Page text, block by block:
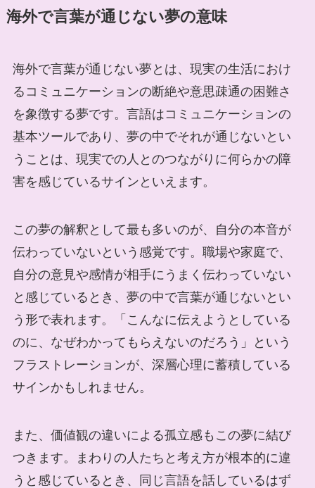
海外で言葉が通じない夢の意味
海外で言葉が通じない夢とは、現実の生活におけ
るコミュニケーションの断絶や意思疎通の困難さ
を象徴する夢です。言語はコミュニケーションの
基本ツールであり、夢の中でそれが通じないとい
うことは、現実での人とのつながりに何らかの障
害を感じているサインといえます。
この夢の解釈として最も多いのが、自分の本音が
伝わっていないという感覚です。職場や家庭で、
自分の意見や感情が相手にうまく伝わっていない
と感じているとき、夢の中で言葉が通じないとい
う形で表れます。「こんなに伝えようとしている
のに、なぜわかってもらえないのだろう」という
フラストレーションが、深層心理に蓄積している
サインかもしれません。
また、価値観の違いによる孤立感もこの夢に結び
つきます。まわりの人たちと考え方が根本的に違
うと感じているとき、同じ言語を話しているはず